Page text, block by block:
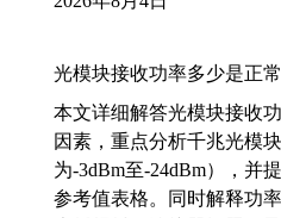
光模块接收功率多少是正常
本文详细解答光模块接收
因素，重点分析千兆光模
为-3dBm至-24dBm），并
参考值表格。同时解释功